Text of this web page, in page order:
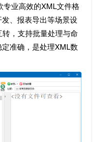
专业高效的XML文件格
、报表导出等场景设
，支持批量处理与命
准确，是处理XML数